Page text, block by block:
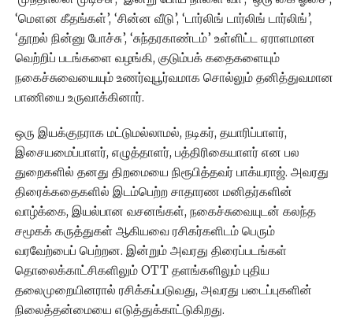
‘மௌன கீதங்கள்’, ‘சின்ன வீடு’, ‘டார்லிங் டார்லிங் டார்லிங்’,
‘தூறல் நின்னு போச்சு’, ‘சுந்தரகாண்டம்’ உள்ளிட்ட ஏராளமான
வெற்றிப் படங்களை வழங்கி, குடும்பக் கதைகளையும்
நகைச்சுவையையும் உணர்வுபூர்வமாக சொல்லும் தனித்துவமான
பாணியை உருவாக்கினார்.
ஒரு இயக்குநராக மட்டுமல்லாமல், நடிகர், தயாரிப்பாளர்,
இசையமைப்பாளர், எழுத்தாளர், பத்திரிகையாளர் என பல
துறைகளில் தனது திறமையை நிரூபித்தவர் பாக்யராஜ். அவரது
திரைக்கதைகளில் இடம்பெற்ற சாதாரண மனிதர்களின்
வாழ்க்கை, இயல்பான வசனங்கள், நகைச்சுவையுடன் கலந்த
சமூகக் கருத்துகள் ஆகியவை ரசிகர்களிடம் பெரும்
வரவேற்பைப் பெற்றன. இன்றும் அவரது திரைப்படங்கள்
தொலைக்காட்சிகளிலும் OTT தளங்களிலும் புதிய
தலைமுறையினரால் ரசிக்கப்படுவது, அவரது படைப்புகளின்
நிலைத்தன்மையை எடுத்துக்காட்டுகிறது.